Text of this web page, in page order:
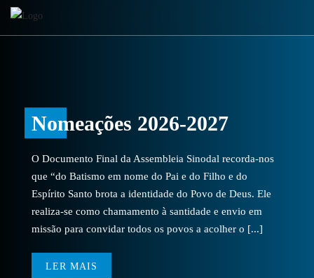
Nomeações 2026-2027
O Documento Final da Assembleia Sinodal recorda-nos
que “do Batismo em nome do Pai e do Filho e do
Espírito Santo brota a identidade do Povo de Deus. Ele
realiza-se como chamamento à santidade e envio em
missão para convidar todos os povos a acolher o [...]
LER MAIS